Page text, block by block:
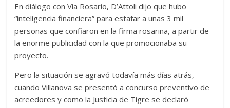
En diálogo con Vía Rosario, D’Attoli dijo que hubo
“inteligencia financiera” para estafar a unas 3 mil
personas que confiaron en la firma rosarina, a partir de
la enorme publicidad con la que promocionaba su
proyecto.
Pero la situación se agravó todavía más días atrás,
cuando Villanova se presentó a concurso preventivo de
acreedores y como la Justicia de Tigre se declaró